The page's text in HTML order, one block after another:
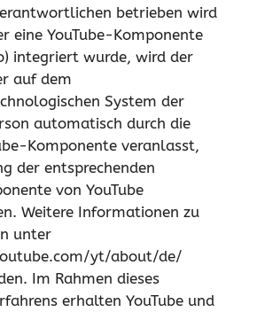
betrieben wird
eine YouTube-Komponente
integriert wurde, wird der
auf dem
System der
automatisch durch die
Komponente veranlasst,
der entsprechenden
von YouTube
Weitere Informationen zu
unter
yt/about/de/
Im Rahmen dieses
erhalten YouTube und